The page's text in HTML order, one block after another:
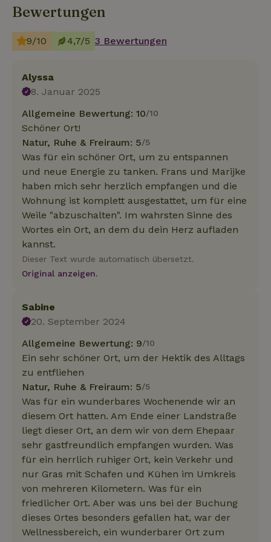
Bewertungen
9/10 4,7/5 3 Bewertungen
Alyssa
8. Januar 2025
Allgemeine Bewertung: 10/10
Schöner Ort!
Natur, Ruhe & Freiraum: 5/5
Was für ein schöner Ort, um zu entspannen
und neue Energie zu tanken. Frans und Marijke
haben mich sehr herzlich empfangen und die
Wohnung ist komplett ausgestattet, um für eine
Weile "abzuschalten". Im wahrsten Sinne des
Wortes ein Ort, an dem du dein Herz aufladen
kannst.
Dieser Text wurde automatisch übersetzt.
Original anzeigen.
Sabine
20. September 2024
Allgemeine Bewertung: 9/10
Ein sehr schöner Ort, um der Hektik des Alltags
zu entfliehen
Natur, Ruhe & Freiraum: 5/5
Was für ein wunderbares Wochenende wir an
diesem Ort hatten. Am Ende einer Landstraße
liegt dieser Ort, an dem wir von dem Ehepaar
sehr gastfreundlich empfangen wurden. Was
für ein herrlich ruhiger Ort, kein Verkehr und
nur Gras mit Schafen und Kühen im Umkreis
von mehreren Kilometern. Was für ein
friedlicher Ort. Aber was uns bei der Buchung
dieses Ortes besonders gefallen hat, war der
Wellnessbereich, ein wunderbarer Ort zum